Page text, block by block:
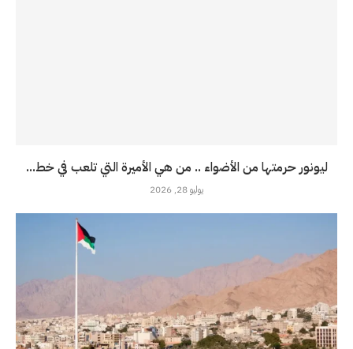
ليونور حرمتها من الأضواء .. من هي الأميرة التي تلعب في خط...
يوليو 28, 2026